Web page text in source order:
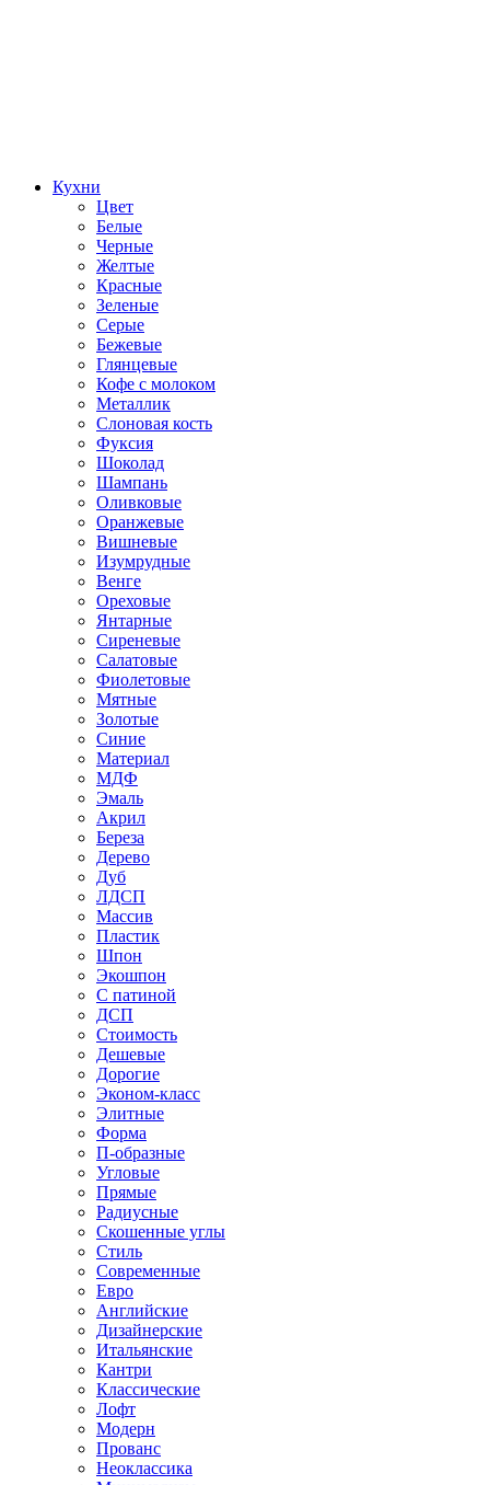
Кухни
Цвет
Белые
Черные
Желтые
Красные
Зеленые
Серые
Бежевые
Глянцевые
Кофе с молоком
Металлик
Слоновая кость
Фуксия
Шоколад
Шампань
Оливковые
Оранжевые
Вишневые
Изумрудные
Венге
Ореховые
Янтарные
Сиреневые
Салатовые
Фиолетовые
Мятные
Золотые
Синие
Материал
МДФ
Эмаль
Акрил
Береза
Дерево
Дуб
ЛДСП
Массив
Пластик
Шпон
Экошпон
С патиной
ДСП
Стоимость
Дешевые
Дорогие
Эконом-класс
Элитные
Форма
П-образные
Угловые
Прямые
Радиусные
Скошенные углы
Стиль
Современные
Евро
Английские
Дизайнерские
Итальянские
Кантри
Классические
Лофт
Модерн
Прованс
Неоклассика